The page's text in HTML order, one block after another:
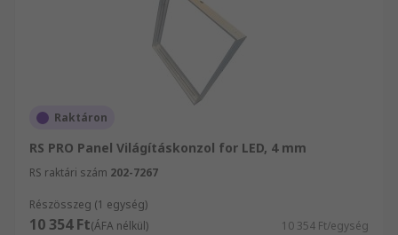
Raktáron
RS PRO Panel Világításkonzol for LED, 4 mm
RS raktári szám 202-7267
Részösszeg (1 egység)
10 354 Ft(ÁFA nélkül) 10 354 Ft/egység